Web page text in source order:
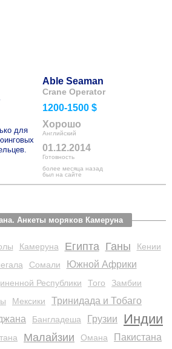
для
Able Seaman
Crane Operator
1200-1500 $
Хорошо
Английский
01.12.2014
Готовность
более месяца назад
был на сайте
Анкеты моряков Камеруна
Камеруна Египта Ганы Кении
Сомали Южной Африки
Республики Того
Замбии
Мексики Тринидада и Тобаго
Бангладеша Грузии Индии
Малайзии Омана Пакистана